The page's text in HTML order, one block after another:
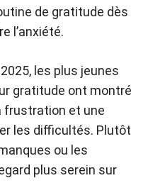
de gratitude dès
l’anxiété.
les plus jeunes
gratitude ont montré
frustration et une
les difficultés. Plutôt
ou les
plus serein sur